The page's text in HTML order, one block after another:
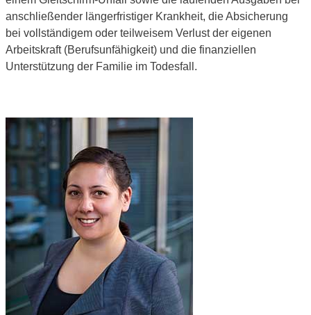
anschließender längerfristiger Krankheit, die Absicherung
bei vollständigem oder teilweisem Verlust der eigenen
Arbeitskraft (Berufsunfähigkeit) und die finanziellen
Unterstützung der Familie im Todesfall.